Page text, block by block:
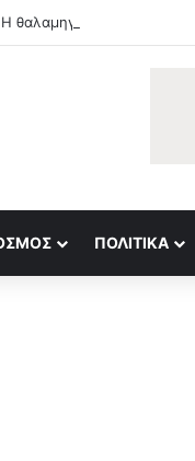
Η θαλαμηγός του Κινέζου
ΠΟΛΙΤΙΚΆ